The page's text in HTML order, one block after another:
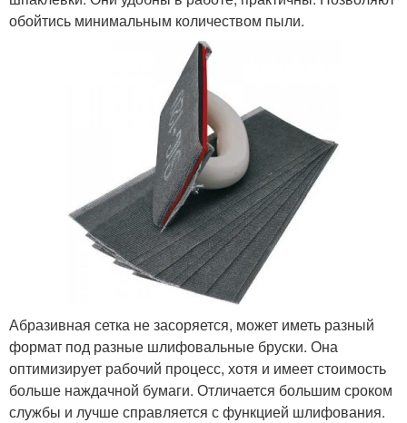
обойтись минимальным количеством пыли.
Абразивная сетка не засоряется, может иметь разный
формат под разные шлифовальные бруски. Она
оптимизирует рабочий процесс, хотя и имеет стоимость
больше наждачной бумаги. Отличается большим сроком
службы и лучше справляется с функцией шлифования.